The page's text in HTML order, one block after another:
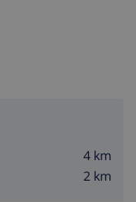
4 km
2 km